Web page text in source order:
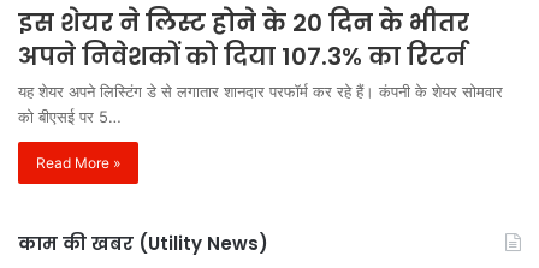
इस शेयर ने लिस्ट होने के 20 दिन के भीतर
अपने निवेशकों को दिया 107.3% का रिटर्न
यह शेयर अपने लिस्टिंग डे से लगातार शानदार परफॉर्म कर रहे हैं। कंपनी के शेयर सोमवार
को बीएसई पर 5…
Read More »
काम की खबर (Utility News)